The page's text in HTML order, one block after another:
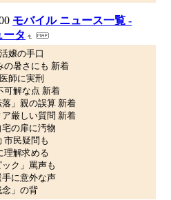
モバイル ニュース一覧 -
ータ
嬢の手口
の暑さにも 新着
師に実刑
可解な点 新着
落」親の誤算 新着
厳しい質問 新着
宅の扉に汚物
市民疑問も
理解求める
ク」罵声も
に意外な声
念」の背